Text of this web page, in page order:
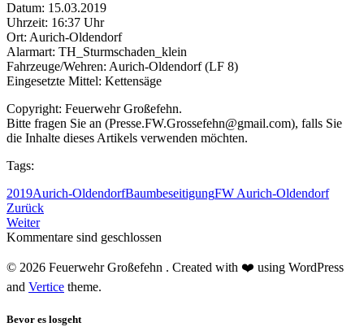
Datum: 15.03.2019
Uhrzeit: 16:37 Uhr
Ort: Aurich-Oldendorf
Alarmart: TH_Sturmschaden_klein
Fahrzeuge/Wehren: Aurich-Oldendorf (LF 8)
Eingesetzte Mittel: Kettensäge
Copyright: Feuerwehr Großefehn.
Bitte fragen Sie an (Presse.FW.Grossefehn@gmail.com), falls Sie
die Inhalte dieses Artikels verwenden möchten.
Tags:
2019Aurich-OldendorfBaumbeseitigungFW Aurich-Oldendorf
Zurück
Weiter
Kommentare sind geschlossen
© 2026 Feuerwehr Großefehn . Created with ❤️ using WordPress
and Vertice theme.
Bevor es losgeht